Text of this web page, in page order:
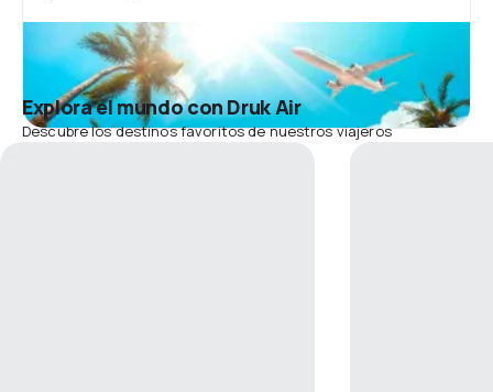
Explora el mundo con Druk Air
Descubre los destinos favoritos de nuestros viajeros